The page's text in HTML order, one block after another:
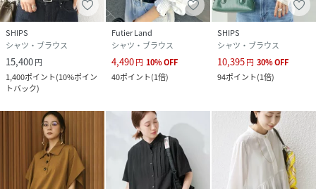
SHIPS
シャツ・ブラウス
15,400円
1,400ポイント(10%ポイン
トバック)
Futier Land
シャツ・ブラウス
4,490円 10%OFF
40ポイント(1倍)
SHIPS
シャツ・ブラウス
10,395円 30%OFF
94ポイント(1倍)